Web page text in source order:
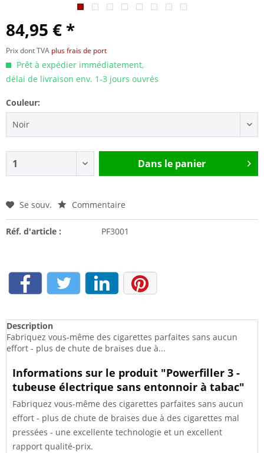
84,95 € *
Prix dont TVA plus frais de port
Prêt à expédier immédiatement,
délai de livraison env. 1-3 jours ouvrés
Couleur:
Dans le panier
Se souv. Commentaire
Réf. d'article : PF3001
Description
Fabriquez vous-même des cigarettes parfaites sans aucun
effort - plus de chute de braises due à...
Informations sur le produit "Powerfiller 3 -
tubeuse électrique sans entonnoir à tabac"
Fabriquez vous-même des cigarettes parfaites sans aucun
effort - plus de chute de braises due à des cigarettes mal
pressées - une excellente technologie et un excellent
rapport qualité-prix.